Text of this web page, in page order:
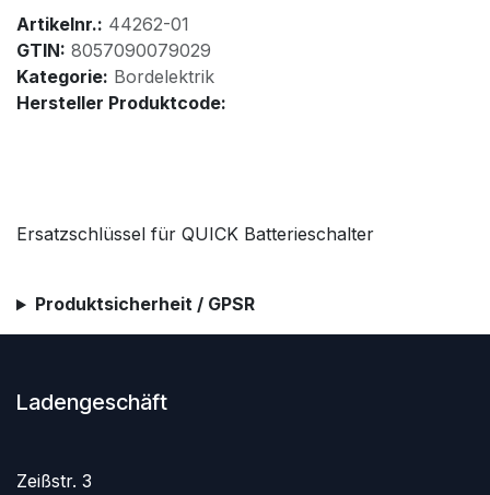
Artikelnr.: 44262-01
GTIN: 8057090079029
Kategorie: Bordelektrik
Hersteller Produktcode:
Ersatzschlüssel für QUICK Batterieschalter
Produktsicherheit / GPSR
Ladengeschäft
Zeißstr. 3